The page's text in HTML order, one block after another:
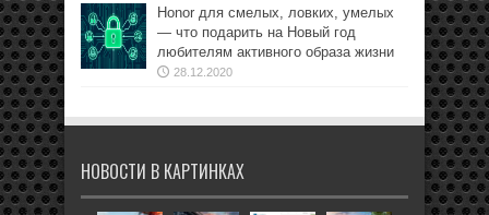
Honor для смелых, ловких, умелых
— что подарить на Новый год
любителям активного образа жизни
28.12.2020
НОВОСТИ В КАРТИНКАХ